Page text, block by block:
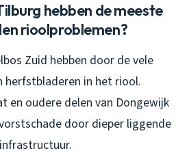
hebben de meeste
rioolproblemen?
Zuid hebben door de vele
herfstbladeren in het riool.
en oudere delen van Dongewijk
door dieper liggende